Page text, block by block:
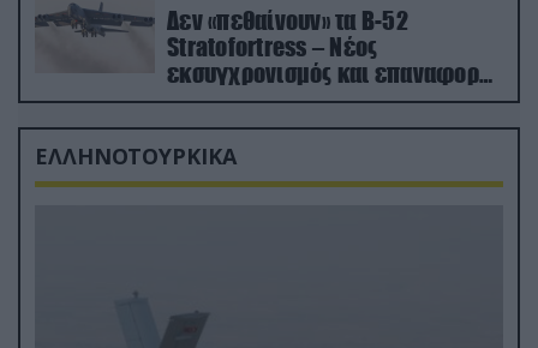
Δεν «πεθαίνουν» τα Β-52
Stratofortress – Νέος
εκσυγχρονισμός και επαναφορά
από τα «νεκροταφεία»
ΕΛΛΗΝΟΤΟΥΡΚΙΚΑ